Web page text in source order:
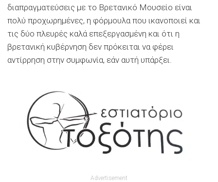
διαπραγματεύσεις με το Βρετανικό Μουσείο είναι
πολύ προχωρημένες, η φόρμουλα που ικανοποιεί και
τις δύο πλευρές καλά επεξεργασμένη και ότι η
βρετανική κυβέρνηση δεν πρόκειται να φέρει
αντίρρηση στην συμφωνία, εάν αυτή υπάρξει.
Advertisement